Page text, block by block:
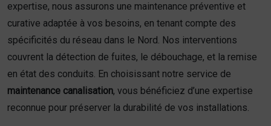
expertise, nous assurons une maintenance préventive et
curative adaptée à vos besoins, en tenant compte des
spécificités du réseau dans le Nord. Nos interventions
couvrent la détection de fuites, le débouchage, et la remise
en état des conduits. En choisissant notre service de
maintenance canalisation, vous bénéficiez d’une expertise
reconnue pour préserver la durabilité de vos installations.